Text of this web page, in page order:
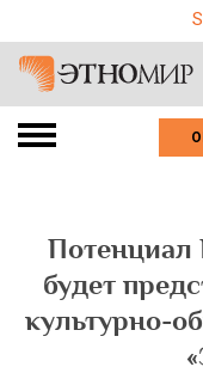
Потенциал
будет
культурно-